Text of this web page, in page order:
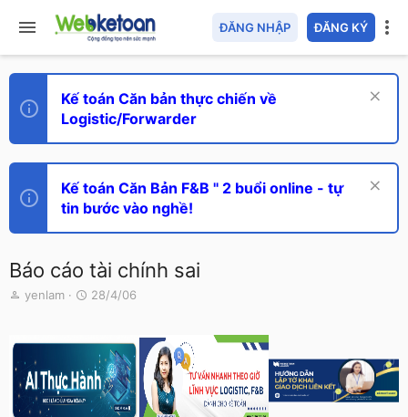
ĐĂNG NHẬP ĐĂNG KÝ
Kế toán Căn bản thực chiến về
Logistic/Forwarder
Kế toán Căn Bản F&B " 2 buổi online - tự
tin bước vào nghề!
Báo cáo tài chính sai
T
e
a
d
s
yenlam
N
y
ử
i
28/4/06